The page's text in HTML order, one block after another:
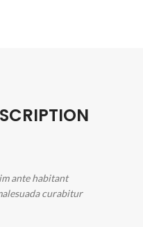
ante habitant
curabitur